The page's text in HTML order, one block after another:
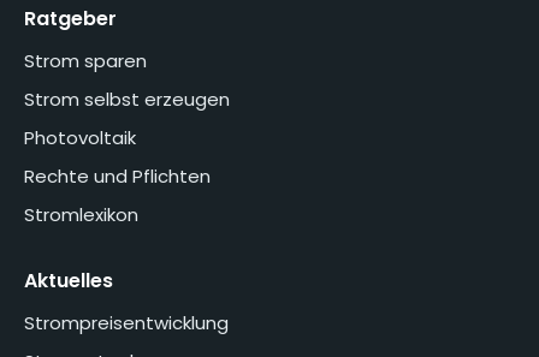
Ratgeber
Strom sparen
Strom selbst erzeugen
Photovoltaik
Rechte und Pflichten
Stromlexikon
Aktuelles
Strompreisentwicklung